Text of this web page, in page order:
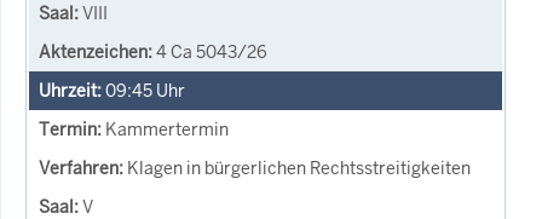
VIII
4 Ca 5043/26
09:45 Uhr
Kammertermin
Klagen in bürgerlichen Rechtsstreitigkeiten
V